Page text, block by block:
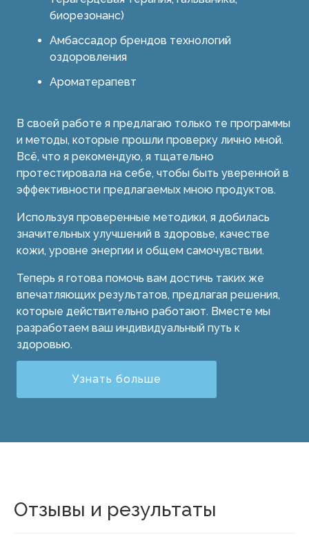
биорезонанс)
Амбассадор брендов технологий
оздоровления
Ароматерапевт
В своей работе я предлагаю только те программы
и методы, которые прошли проверку лично мной.
Всё, что я рекомендую, я тщательно
протестировала на себе, чтобы быть уверенной в
эффективности предлагаемых мною продуктов.
Используя проверенные методики, я добилась
значительных улучшений в здоровье, качестве
кожи, уровне энергии и общем самочувствии.
Теперь я готова помочь вам достичь таких же
впечатляющих результатов, предлагая решения,
которые действительно работают. Вместе мы
разработаем ваш индивидуальный путь к
здоровью.
Узнать больше
Отзывы и результаты